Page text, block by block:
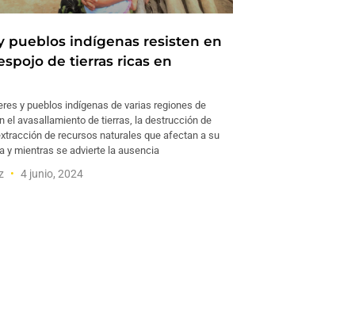
pueblos indígenas resisten en
de tierras ricas en
y pueblos indígenas de varias regiones de
el avasallamiento de tierras, la destrucción de
de recursos naturales que afectan a su
y mientras se advierte la ausencia
4 junio, 2024